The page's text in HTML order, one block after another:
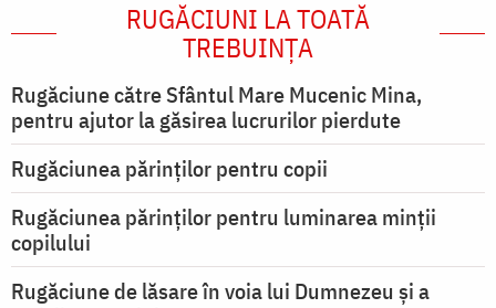
RUGĂCIUNI LA TOATĂ
TREBUINȚA
Rugăciune către Sfântul Mare Mucenic Mina,
pentru ajutor la găsirea lucrurilor pierdute
Rugăciunea părinților pentru copii
Rugăciunea părinților pentru luminarea minţii
copilului
Rugăciune de lăsare în voia lui Dumnezeu şi a